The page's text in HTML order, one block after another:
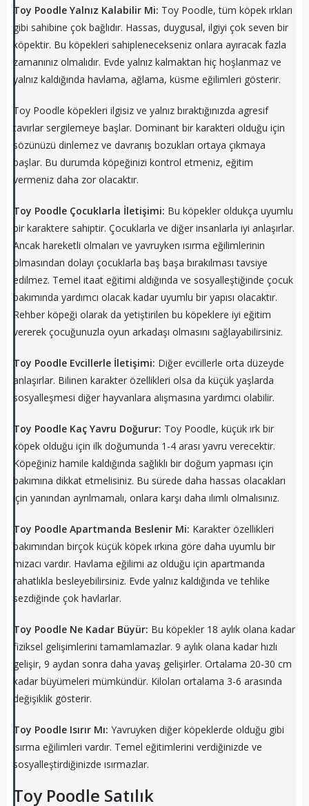
Toy Poodle Yalnız Kalabilir Mi: Toy Poodle, tüm köpek ırkları
gibi sahibine çok bağlıdır. Hassas, duygusal, ilgiyi çok seven bir
köpektir. Bu köpekleri sahiplenecekseniz onlara ayıracak fazla
zamanınız olmalıdır. Evde yalnız kalmaktan hiç hoşlanmaz ve
yalnız kaldığında havlama, ağlama, küsme eğilimleri gösterir.
Toy Poodle köpekleri ilgisiz ve yalnız bıraktığınızda agresif
tavırlar sergilemeye başlar. Dominant bir karakteri olduğu için
sözünüzü dinlemez ve davranış bozukları ortaya çıkmaya
başlar. Bu durumda köpeğinizi kontrol etmeniz, eğitim
vermeniz daha zor olacaktır.
Toy Poodle Çocuklarla İletişimi: Bu köpekler oldukça uyumlu
bir karaktere sahiptir. Çocuklarla ve diğer insanlarla iyi anlaşırlar.
Ancak hareketli olmaları ve yavruyken ısırma eğilimlerinin
olmasından dolayı çocuklarla baş başa bırakılması tavsiye
edilmez. Temel itaat eğitimi aldığında ve sosyalleştiğinde çocuk
bakımında yardımcı olacak kadar uyumlu bir yapısı olacaktır.
Rehber köpeği olarak da yetiştirilen bu köpeklere iyi eğitim
vererek çocuğunuzla oyun arkadaşı olmasını sağlayabilirsiniz.
Toy Poodle Evcillerle İletişimi: Diğer evcillerle orta düzeyde
anlaşırlar. Bilinen karakter özellikleri olsa da küçük yaşlarda
sosyalleşmesi diğer hayvanlara alışmasına yardımcı olabilir.
Toy Poodle Kaç Yavru Doğurur: Toy Poodle, küçük ırk bir
köpek olduğu için ilk doğumunda 1-4 arası yavru verecektir.
Köpeğiniz hamile kaldığında sağlıklı bir doğum yapması için
bakımına dikkat etmelisiniz. Bu sürede daha hassas olacakları
için yanından ayrılmamalı, onlara karşı daha ılımlı olmalısınız.
Toy Poodle Apartmanda Beslenir Mi: Karakter özellikleri
bakımından birçok küçük köpek ırkına göre daha uyumlu bir
mizacı vardır. Havlama eğilimi az olduğu için apartmanda
rahatlıkla besleyebilirsiniz. Evde yalnız kaldığında ve tehlike
sezdiğinde çok havlarlar.
Toy Poodle Ne Kadar Büyür: Bu köpekler 18 aylık olana kadar
fiziksel gelişimlerini tamamlamazlar. 9 aylık olana kadar hızlı
gelişir, 9 aydan sonra daha yavaş gelişirler. Ortalama 20-30 cm
kadar büyümeleri mümkündür. Kiloları ortalama 3-6 arasında
değişiklik gösterir.
Toy Poodle Isırır Mı: Yavruyken diğer köpeklerde olduğu gibi
ısırma eğilimleri vardır. Temel eğitimlerini verdiğinizde ve
sosyalleştirdiğinizde ısırmazlar.
Toy Poodle Satılık